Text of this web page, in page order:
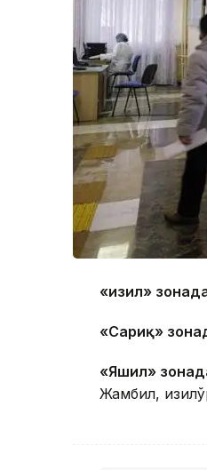
«Қизил»
«Сариқ»
«Яшил»
Жамбил,